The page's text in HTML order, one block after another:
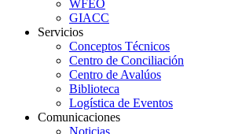
WFEO
GIACC
Servicios
Conceptos Técnicos
Centro de Conciliación
Centro de Avalúos
Biblioteca
Logística de Eventos
Comunicaciones
Noticias